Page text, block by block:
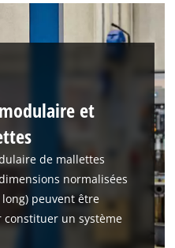
et
de mallettes
normalisées
peuvent être
constituer un système